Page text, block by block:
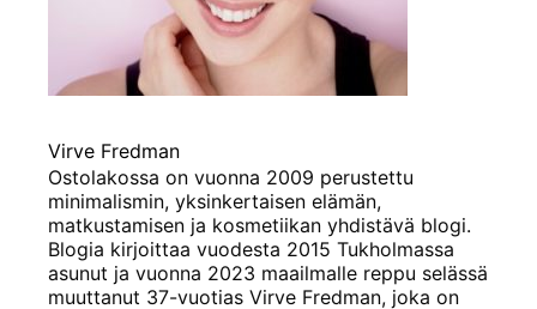
Virve Fredman
Ostolakossa on vuonna 2009 perustettu
minimalismin, yksinkertaisen elämän,
matkustamisen ja kosmetiikan yhdistävä blogi.
Blogia kirjoittaa vuodesta 2015 Tukholmassa
asunut ja vuonna 2023 maailmalle reppu selässä
muuttanut 37-vuotias Virve Fredman, joka on